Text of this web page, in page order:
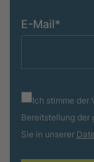
E-Mail*
Ich stimme der
Bereitstellung der
Sie in unserer